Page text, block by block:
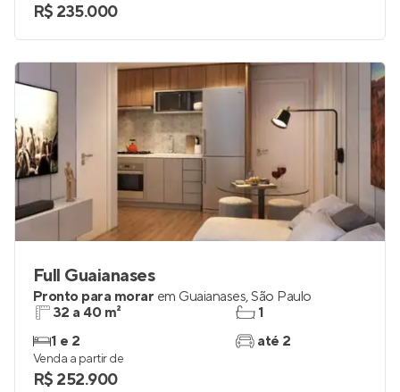
R$ 235.000
Full Guaianases
Pronto para morar em Guaianases,São Paulo
32 a 40 m²
1 e 2
1
até 2
Venda a partir de
R$ 252.900